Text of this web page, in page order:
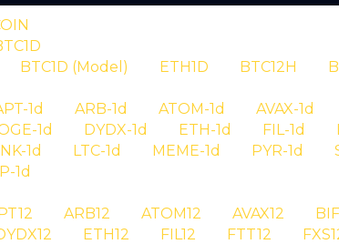
BTC1D (Model)
ETH1D BTC12H
1d ARB-1d ATOM-1d AVAX-1d
1d DYDX-1d ETH-1d FIL-1d
1d LTC-1d MEME-1d PYR-1d
1d
ARB12 ATOM12 AVAX12
ETH12 FIL12 FTT12
apt
сигнала apt id 156 - детальная